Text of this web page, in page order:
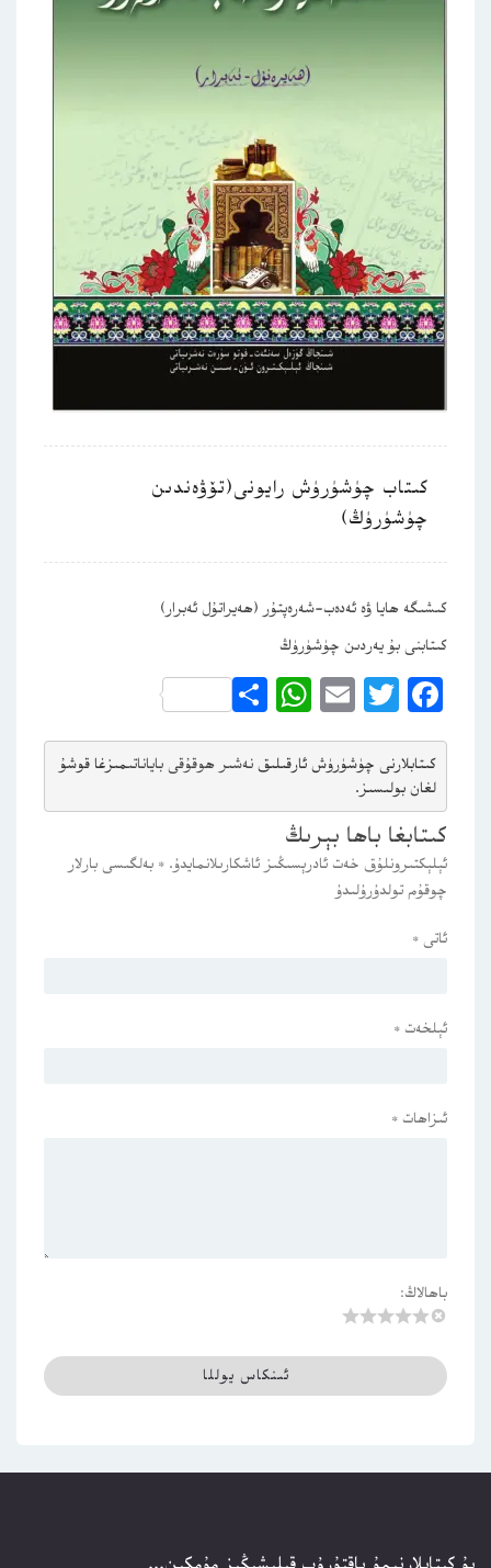
كىتاب چۈشۈرۈش رايونى(تۆۋەندىن
چۈشۈرۈڭ)
كىشىگە ھايا ۋە ئەدەب-شەرەپتۇر (ھەيراتۇل ئەبرار)
كىتابنى بۇ يەردىن چۈشۈرۈڭ
Facebook
Twitter
Email
WhatsApp
Share
كىتابلارنى چۈشۈرۈش ئارقىلىق نەشىر ھوقۇقى باياناتىمىزغا قوشۇ
لغان بولىسىز.
كىتابغا باھا بېرىڭ
ئېلېكتىرونلۇق خەت ئادرېسىڭىز ئاشكارىلانمايدۇ. * بەلگىسى بارلار
چوقۇم تولدۇرۇلىدۇ
ئاتى *
ئېلخەت *
ئىزاھات *
باھالاڭ: